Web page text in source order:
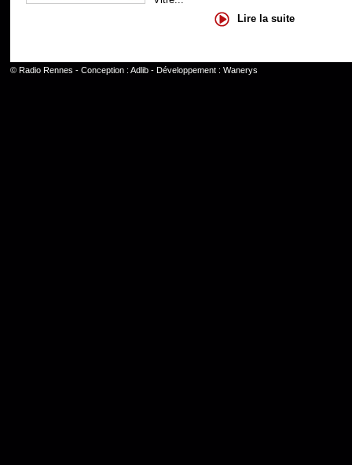
Lire la suite
© Radio Rennes - Conception : Adlib- Développement : Wanerys